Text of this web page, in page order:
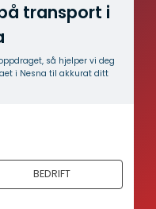
transport i
så hjelper vi deg
i Nesna til akkurat ditt
BEDRIFT